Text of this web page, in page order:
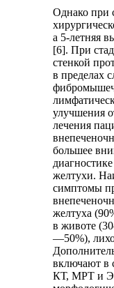
Однако при
а 5-летняя
[6]. При
стенкой
в пределах
улучшения
лечения
большее
желтухи.
симптомы
желтуха
в животе
—50%),
включают в
КТ, МРТ и